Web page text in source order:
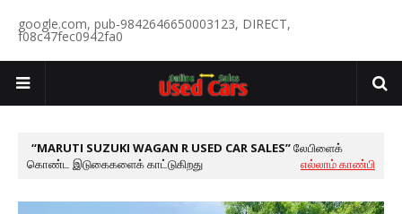
google.com, pub-9842646650003123, DIRECT,
f08c47fec0942fa0
MARUTI SUZUKI WAGAN R USED CAR SALES லேபிளைக்
கொண்ட இடுகைகளைக் காட்டுகிறது
எல்லாம் காண்பி